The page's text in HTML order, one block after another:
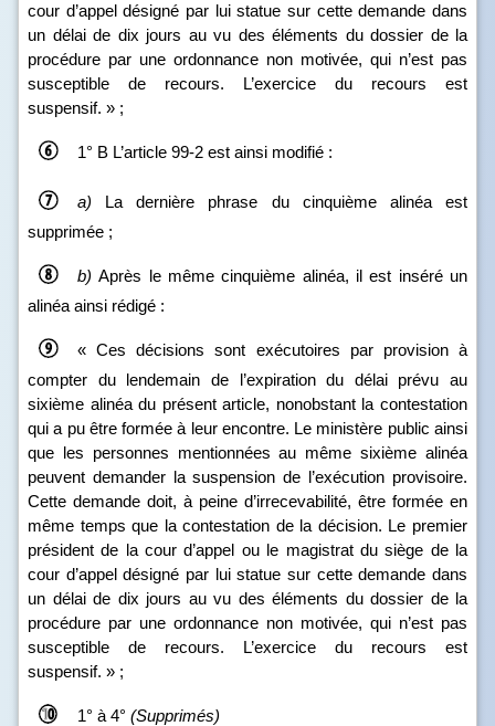
cour d’appel désigné par lui statue sur cette demande dans
un délai de dix jours au vu des éléments du dossier de la
procédure par une ordonnance non motivée, qui n’est pas
susceptible de recours. L’exercice du recours est
suspensif. » ;
1° B L’article 99‑2 est ainsi modifié :
a) La dernière phrase du cinquième alinéa est
supprimée ;
b) Après le même cinquième alinéa, il est inséré un
alinéa ainsi rédigé :
« Ces décisions sont exécutoires par provision à
compter du lendemain de l’expiration du délai prévu au
sixième alinéa du présent article, nonobstant la contestation
qui a pu être formée à leur encontre. Le ministère public ainsi
que les personnes mentionnées au même sixième alinéa
peuvent demander la suspension de l’exécution provisoire.
Cette demande doit, à peine d’irrecevabilité, être formée en
même temps que la contestation de la décision. Le premier
président de la cour d’appel ou le magistrat du siège de la
cour d’appel désigné par lui statue sur cette demande dans
un délai de dix jours au vu des éléments du dossier de la
procédure par une ordonnance non motivée, qui n’est pas
susceptible de recours. L’exercice du recours est
suspensif. » ;
1° à 4° (Supprimés)